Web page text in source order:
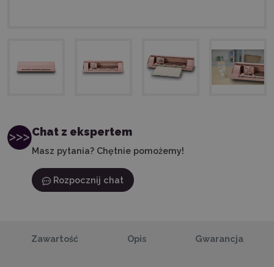
Chat z ekspertem
Masz pytania? Chętnie pomożemy!
Rozpocznij chat
Zawartość Opis Gwarancja